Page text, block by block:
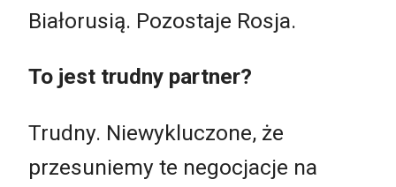
Białorusią. Pozostaje Rosja.
To jest trudny partner?
Trudny. Niewykluczone, że
przesuniemy te negocjacje na